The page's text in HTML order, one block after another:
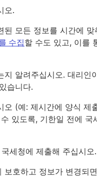
오.
된 모든 정보를 시간에
수집할 수도 있고, 이를
지 알려주십시오. 대리인
습니다.
오 (예: 제시간에 양식 제
있도록, 기한일 전에
세청에 제출해 주십시오.
보호하고 정보가 변경되